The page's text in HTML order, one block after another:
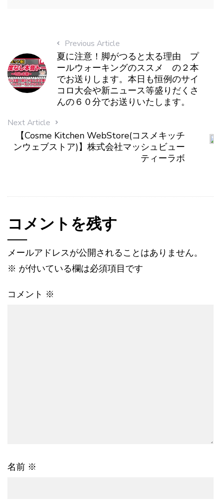
Previous Article
夏に注意！脚がつると太る理由 プ
ールウォーキングのススメ の２本
でお送りします。本日も恒例のサイ
コロ大会や新ニュース等盛りだくさ
んの６０分でお送りいたします。
Next Article
【Cosme Kitchen WebStore(コスメキッチ
ンウェブストア)】株式会社マッシュビュー
ティーラボ
コメントを残す
メールアドレスが公開されることはありません。
※ が付いている欄は必須項目です
コメント ※
名前 ※